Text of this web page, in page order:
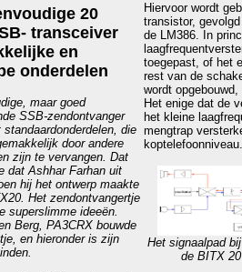
20
transceiver
en
onderdelen
maar goed
SSB-zendontvanger
die
door andere
zijn te vervangen. Dat
dat Ashhar Farhan uit
hij het ontwerp maakte
Het zendontvangertje
superslimme ideeën.
Berg, PA3CRX bouwde
en hieronder is zijn
Hiervoor wordt
transistor,
de LM386. In
toegepast, of het
rest van de
wordt
Het enige dat de
het kleine
mengtrap
koptelefoonniveau.
Het signaalpad
de BITX